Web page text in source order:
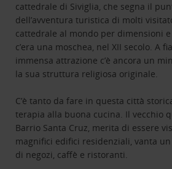
cattedrale di Siviglia, che segna il
dell’avventura turistica di molti
cattedrale al mondo per dimensioni
c’era una moschea, nel XII secolo. A
immensa attrazione c’è ancora un
la sua struttura religiosa originale.
C’è tanto da fare in questa città
terapia alla buona cucina. Il vecchio
Barrio Santa Cruz, merita di essere
magnifici edifici residenziali, vanta
di negozi, caffè e ristoranti.